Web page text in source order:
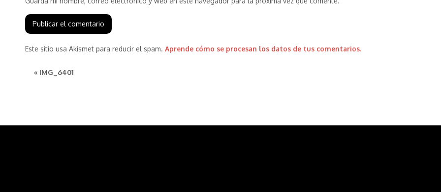
Este sitio usa Akismet para reducir el spam. Aprende cómo se procesan los datos de tus comentarios.
« IMG_6401